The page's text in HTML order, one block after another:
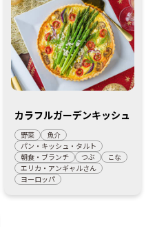
カラフルガーデンキッシュ
野菜
魚介
パン・キッシュ・タルト
朝食・ブランチ
つぶ
こな
エリカ・アンギャルさん
ヨーロッパ